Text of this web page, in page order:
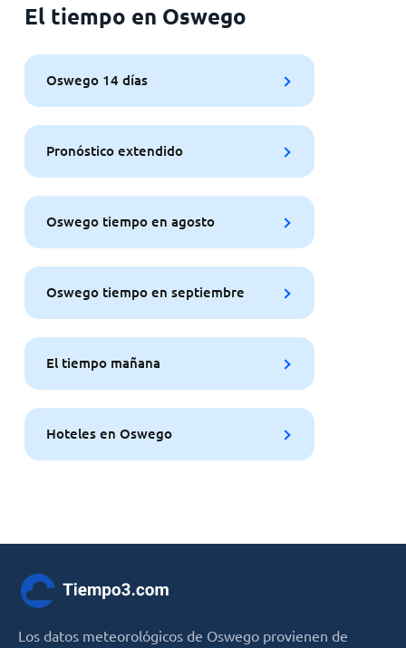
El tiempo en Oswego
Oswego 14 días
Pronóstico extendido
Oswego tiempo en agosto
Oswego tiempo en septiembre
El tiempo mañana
Hoteles en Oswego
Los datos meteorológicos de Oswego provienen de